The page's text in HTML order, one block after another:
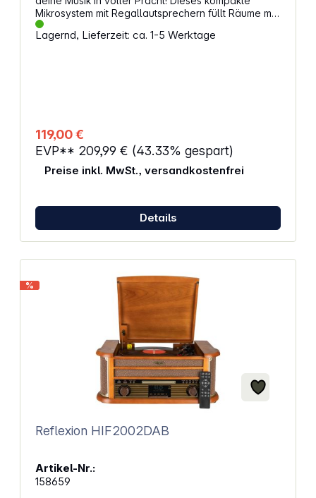
Mikrosystem mit Regallautsprechern füllt Räume mit
sattem 80-Watt-Sound. Dank der Unterstützung für
Auracast kannst du deine Musik über kompatible
Mit einer Ausgangsleistung von 80 Watt kannst du
die Lautstärke für jede Party oder einen größeren
Raum richtig aufdrehen. Einfach zu bedienen und
vielseitigDieses Mikrosystem gibt deine gesamte
Musik wieder, egal ob DAB+-/UKW-Radio, CD-
Bluetooth 5.4 und Auracast kannst du deine Musik
zu Hause streamen und die Philips Entertainment-
App ermöglicht eine einfache Klangsteuerung.
Eigenschaften: 80 Watt Ausgangsleistung für
Woofern und 0,75-Zoll-Hochtönern DAB+-/UKW-
Radio, CD-Player, USB-Anschluss und
kabelloses Streaming Einfache Klangsteuerung
dank Philips Entertainment-App Kompaktes und
klassisches Stereodesign Abmessungen des
Hauptgeräts (B x H x T): 22 x 10,5 x 23,1 cm Gewicht
des Hauptgeräts: 1,5 kg Abmessungen des
Lautsprechers (B x H x T): 14,8 x 24 x 20,3 cm
Gewicht des Lautsprechers (pro Einheit): 1,9 kg
Lagernd, Lieferzeit: ca. 1-5 Werktage
119,00 €
EVP** 209,99 € (43.33% gespart)
Preise inkl. MwSt., versandkostenfrei
Details
%
Reflexion HIF2002DAB
Artikel-Nr.:
158659